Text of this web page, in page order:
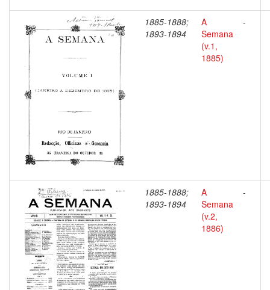
1885-1888;
1893-1894
A
Semana
(v.1,
1885)
-
1885-1888;
1893-1894
A
Semana
(v.2,
1886)
-